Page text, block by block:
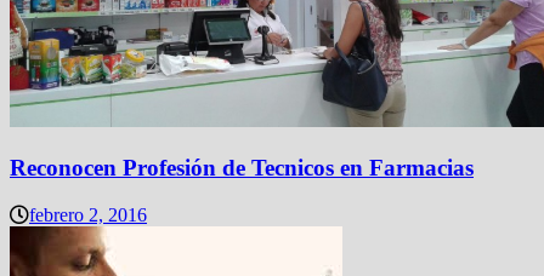
Reconocen Profesión de Tecnicos en Farmacias
febrero 2, 2016